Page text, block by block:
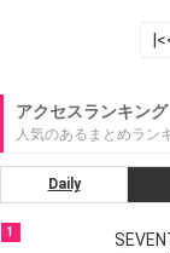
アクセスランキング
人気のあるまとめラン
Daily
1